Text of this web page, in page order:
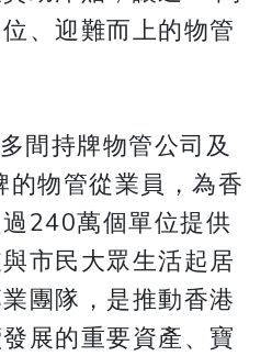
、迎難而上的物管
間持牌物管公司及
物管從業員，為香
240萬個單位提供
市民大眾生活起居
團隊，是推動香港
展的重要資產、寶